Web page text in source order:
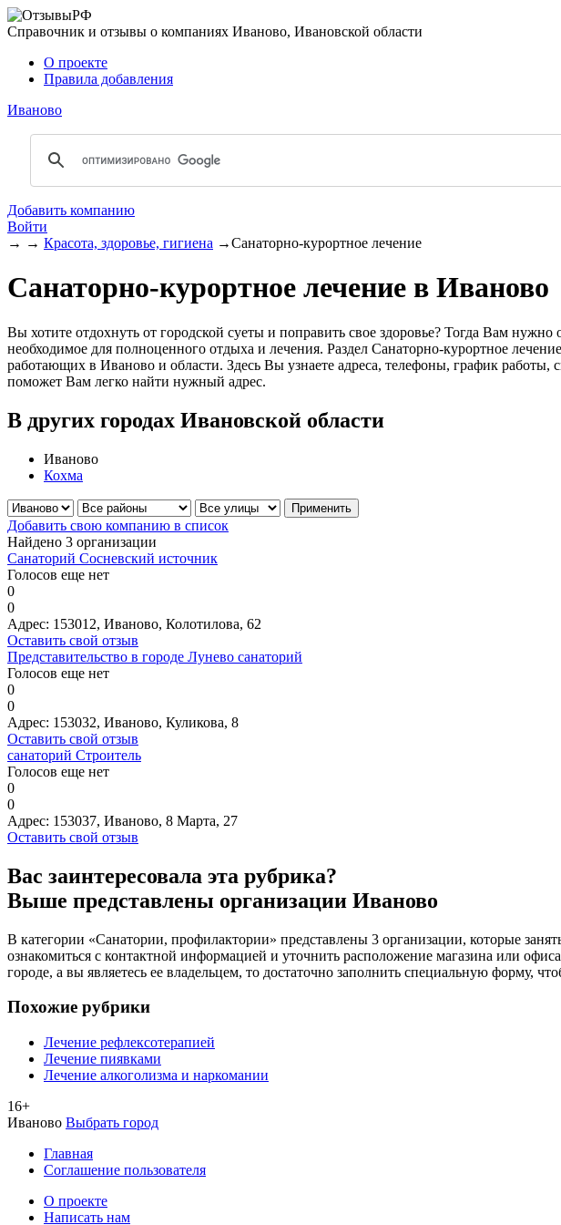
Справочник и отзывы о компаниях Иваново, Ивановской области
О проекте
Правила добавления
Иваново
Добавить компанию
Войти
→ → Красота, здоровье, гигиена →Санаторно-курортное лечение
Санаторно-курортное лечение в Иваново
Вы хотите отдохнуть от городской суеты и поправить свое здоровье? Тогда Вам
необходимое для полноценного отдыха и лечения. Раздел Санаторно-курортное
работающих в Иваново и области. Здесь Вы узнаете адреса, телефоны, график
поможет Вам легко найти нужный адрес.
В других городах Ивановской области
Иваново
Кохма
Добавить свою компанию в список
Найдено 3 организации
Санаторий Сосневский источник
Голосов еще нет
0
0
Адрес: 153012, Иваново, Колотилова, 62
Оставить свой отзыв
Представительство в городе Лунево санаторий
Голосов еще нет
0
0
Адрес: 153032, Иваново, Куликова, 8
Оставить свой отзыв
санаторий Строитель
Голосов еще нет
0
0
Адрес: 153037, Иваново, 8 Марта, 27
Оставить свой отзыв
Вас заинтересовала эта рубрика?
Выше представлены организации Иваново
В категории «Санатории, профилактории» представлены 3 организации, которые
ознакомиться с контактной информацией и уточнить расположение магазина или
городе, а вы являетесь ее владельцем, то достаточно заполнить специальную форму,
Похожие рубрики
Лечение рефлексотерапией
Лечение пиявками
Лечение алкоголизма и наркомании
16+
Иваново Выбрать город
Главная
Соглашение пользователя
О проекте
Написать нам